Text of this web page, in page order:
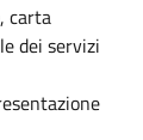
carta
dei servizi